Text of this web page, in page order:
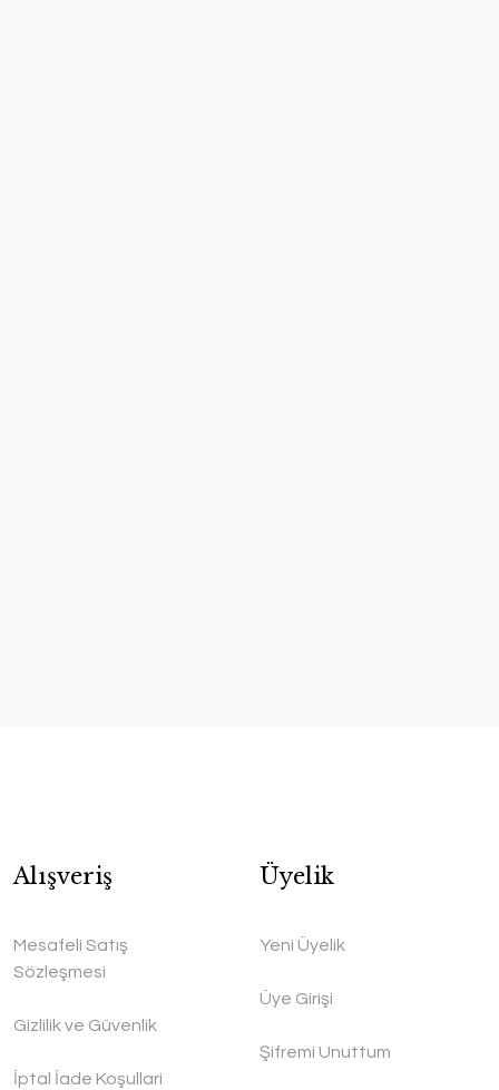
Alışveriş
Mesafeli Satış
Sözleşmesi
Gizlilik ve Güvenlik
İptal İade Koşullari
Üyelik
Yeni Üyelik
Üye Girişi
Şifremi Unuttum